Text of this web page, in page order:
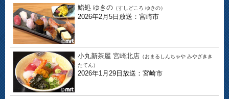
鮨処 ゆきの （すしどころ ゆきの）
2026年2月5日放送：宮崎市
小丸新茶屋 宮崎北店 （おまるしんちゃや みやざきき
たてん）
2026年1月29日放送：宮崎市